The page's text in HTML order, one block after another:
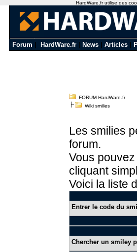
Forum HardWare.fr News Articles
FORUM HardWare.fr
Wiki smilies
Les smilies
forum.
Vous
cliquant
Voici la liste
Entrer le code du
Chercher un smiley
HardWare.fr utilise des